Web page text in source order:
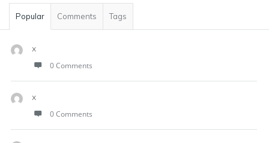
Popular Comments Tags
x
0 Comments
x
0 Comments